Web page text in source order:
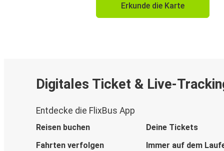
Erkunde die Karte
Digitales Ticket & Live-
Entdecke die FlixBus App
Reisen buchen
Deine Tickets
Fahrten verfolgen
Immer auf dem